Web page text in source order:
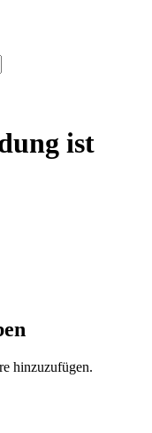
ist
hinzuzufügen.